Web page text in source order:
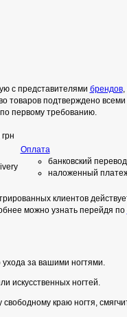
с представителями брендов,
товаров подтверждено
первому требованию.
Оплата
банковский перевод
наложенный
клиентов
можно узнать перейдя по
ухода за вашими ногтями.
искусственных ногтей.
краю ногтя,